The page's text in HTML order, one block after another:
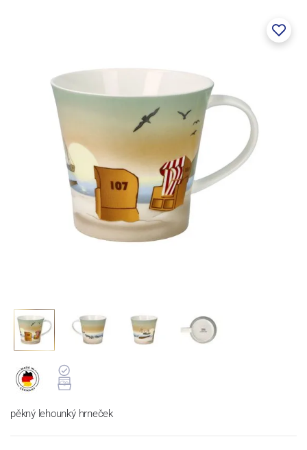
pěkný lehounký hrneček